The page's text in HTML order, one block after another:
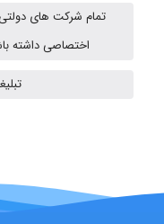
تمام شرکت های
اختصاصی داشته